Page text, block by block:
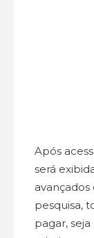
Após
será
pesquisa,
pagar,